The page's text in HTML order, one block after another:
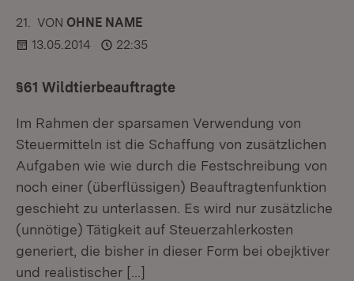
21. KOMMENTAR
VON :OHNE NAME
13.05.2014
22:35
§61 Wildtierbeauftragte
Im Rahmen der sparsamen Verwendung von
Steuermitteln ist die Schaffung von zusätzlichen
Aufgaben wie wie durch die Festschreibung von
noch einer (überflüssigen) Beauftragtenfunktion
geschieht zu unterlassen. Es wird nur zusätzliche
(unnötige) Tätigkeit auf Steuerzahlerkosten
generiert, die bisher in dieser Form bei obejktiver
und realistischer […]